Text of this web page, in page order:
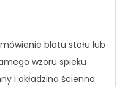
blatu stołu lub
wzoru spieku
i okładzina ścienna